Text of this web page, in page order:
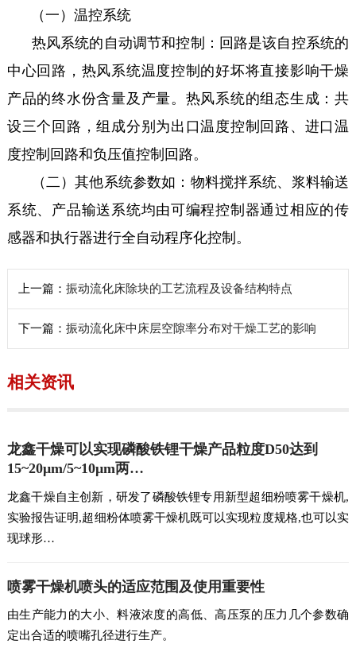
（一）温控系统
热风系统的自动调节和控制：回路是该自控系统的
中心回路，热风系统温度控制的好坏将直接影响干燥
产品的终水份含量及产量。热风系统的组态生成：共
设三个回路，组成分别为出口温度控制回路、进口温
度控制回路和负压值控制回路。
（二）其他系统参数如：物料搅拌系统、浆料输送
系统、产品输送系统均由可编程控制器通过相应的传
感器和执行器进行全自动程序化控制。
上一篇： 振动流化床除块的工艺流程及设备结构特点
下一篇： 振动流化床中床层空隙率分布对干燥工艺的影响
相关资讯
龙鑫干燥可以实现磷酸铁锂干燥产品粒度D50达到
15~20μm/5~10μm两…
龙鑫干燥自主创新，研发了磷酸铁锂专用新型超细粉喷雾干燥机,
实验报告证明,超细粉体喷雾干燥机既可以实现粒度规格,也可以实
现球形…
喷雾干燥机喷头的适应范围及使用重要性
由生产能力的大小、料液浓度的高低、高压泵的压力几个参数确
定出合适的喷嘴孔径进行生产。